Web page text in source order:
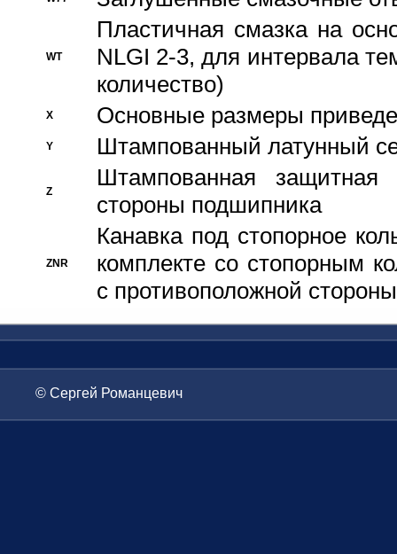
WT
Пластичная смазка на
NLGI 2-3, для интервала
количество)
X Основные размеры
Y Штампованный латунный
Z
Штампованная
стороны подшипника
ZNR
Канавка под стопорное
комплекте со стопорным
с противоположной стороны
© Сергей Романцевич